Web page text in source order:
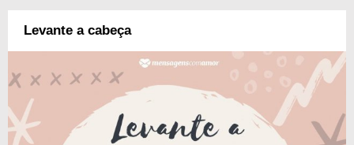
Levante a cabeça